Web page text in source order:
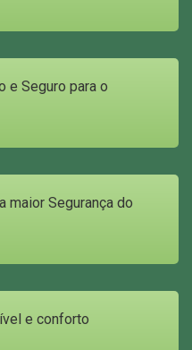
e Seguro para o
maior Segurança do
e conforto